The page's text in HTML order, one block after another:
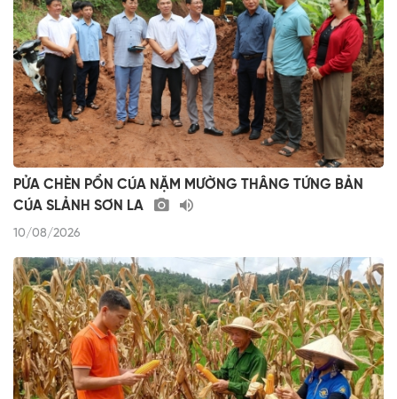
PỬA CHÈN PỔN CÚA NẶM MƯỜNG THÂNG TỨNG BẢN
CÚA SLẢNH SƠN LA
10/08/2026